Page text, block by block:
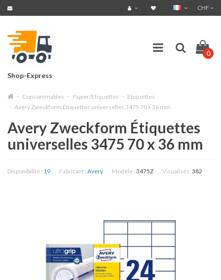
CHF
Shop-Express
0
Consommables Papier/Etiquettes
Etiquettes
Avery Zweckform Étiquettes universelles 3475 70 x 36 mm
Avery Zweckform Étiquettes
universelles 3475 70 x 36 mm
Disponibilité : 19 Fabricant : Avery Modèle : 3475Z Visualisés: 382